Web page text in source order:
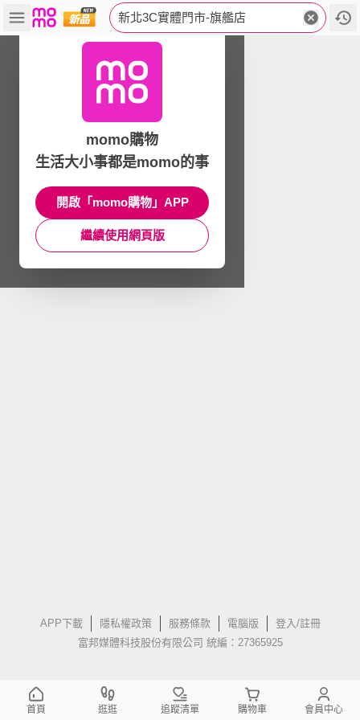
新北3C實體門市-旗艦店
APP下載 隱私權政策 服務條款 電腦版
登入/註冊
富邦媒體科技股份有限公司 統編：27365925
momo購物
生活大小事都是momo的事
開啟「momo購物」APP
繼續使用網頁版
首頁 逛逛 追蹤清單 購物車 會員中心